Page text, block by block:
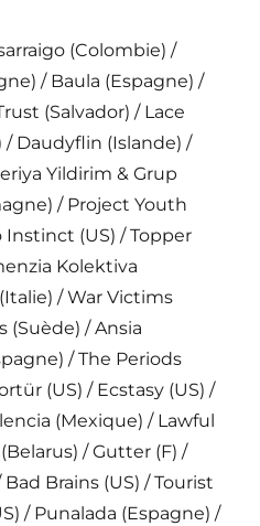
(Colombie) /
/ Baula (Espagne) /
(Salvador) / Lace
/ Daudyflin (Islande) /
Yildirim & Grup
/ Project Youth
(US) / Topper
Kolektiva
/ War Victims
(Suède) / Ansia
/ The Periods
(US) / Ecstasy (US) /
(Mexique) / Lawful
/ Gutter (F) /
Brains (US) / Tourist
/ Punalada (Espagne) /